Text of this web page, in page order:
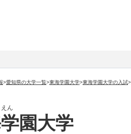
>愛知県の大学一覧>東海学園大学>東海学園大学の入試>
ん
園大学